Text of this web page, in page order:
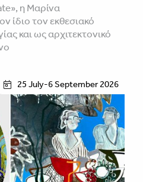
η Μαρίνα
ίδιο τον εκθεσιακό
και ως αρχιτεκτονικό
25 July-6 September 2026